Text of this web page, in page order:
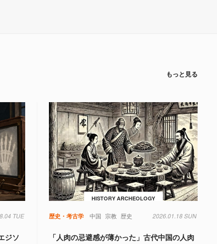
もっと見る
TUE
ジソ
HISTORY ARCHEOLOGY
歴史・考古学 中国 宗教 歴史 2026.01.18 SUN
「人肉の忌避感が薄かった」古代中国の人肉